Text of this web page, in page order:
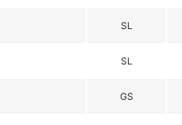
SL
SL
GS